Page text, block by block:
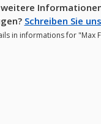
Schreiben Sie
in informations for "Max